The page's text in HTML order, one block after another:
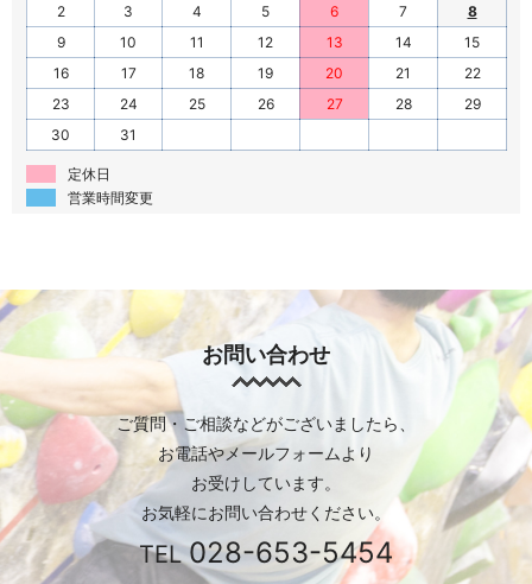
2
3 4 5 6 7
8
9
10 11 12 13 14
15
16
17 18 19 20 21
22
23
24 25 26 27 28
29
30
31
定休日
営業時間変更
お問い合わせ
ご質問・ご相談などがございましたら、
お電話やメールフォームより
お受けしています。
お気軽にお問い合わせください。
TEL028-653-5454